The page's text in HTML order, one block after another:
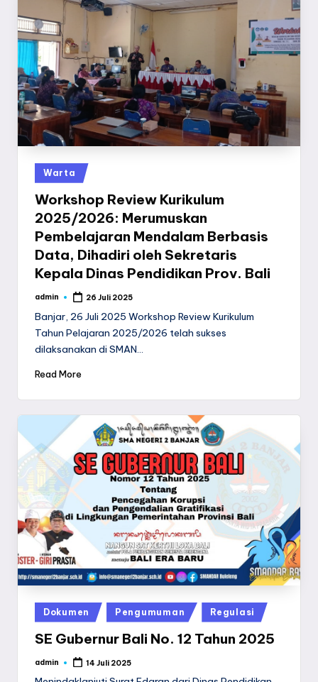
Posted
in
Warta
Workshop Review Kurikulum
2025/2026: Merumuskan
Pembelajaran Mendalam Berbasis
Data, Dihadiri oleh Sekretaris
Kepala Dinas Pendidikan Prov. Bali
Posted
admin 26 Juli 2025
Banjar, 26 Juli 2025 Workshop Review Kurikulum
Tahun Pelajaran 2025/2026 telah sukses
dilaksanakan di SMAN…
Read More
Posted
in
Dokumen Pengumuman Regulasi
SE Gubernur Bali No. 12 Tahun 2025
Posted
admin 14 Juli 2025